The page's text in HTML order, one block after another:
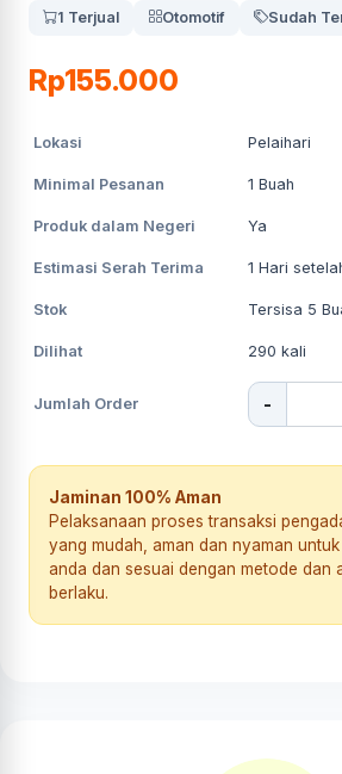
1 Terjual Otomotif Sudah
Rp155.000
Lokasi Pelaihari
Minimal Pesanan 1 Buah
Produk dalam Negeri Ya
Estimasi Serah Terima 1 Hari
Stok Tersisa 5
Dilihat 290 kali
Jumlah Order -
Jaminan 100% Aman
Pelaksanaan proses transaksi
yang mudah, aman dan nyaman
anda dan sesuai dengan metode dan
berlaku.